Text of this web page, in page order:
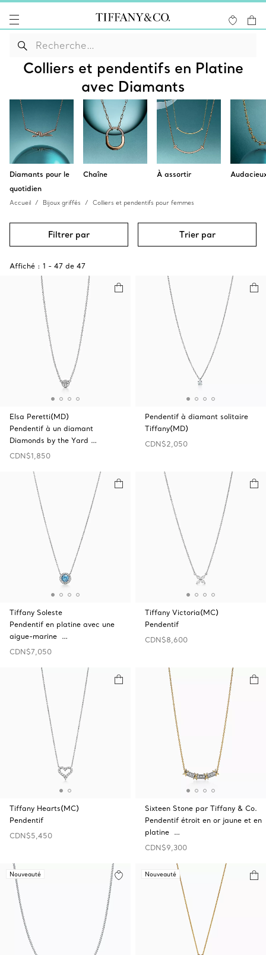
Colliers et pendentifs en Platine
avec Diamants
Diamants pour le
quotidien
Chaîne À assortir
Accueil Bijoux griffés Colliers et pendentifs pour femmes
Filtrer par Trier par
Affiché : 1 - 47 de 47
Elsa Peretti(MD)
Pendentif à un diamant
Diamonds by the Yard …
CDN$1,850
Pendentif à diamant solitaire
Tiffany(MD)
CDN$2,050
Tiffany Soleste
Pendentif en platine avec une
aigue-marine …
CDN$7,050
Tiffany Victoria(MC)
Pendentif
CDN$8,600
Tiffany Hearts(MC)
Pendentif
CDN$5,450
Sixteen Stone par Tiffany & Co.
Pendentif étroit en or jaune et en
platine …
CDN$9,300
Nouveauté Nouveauté